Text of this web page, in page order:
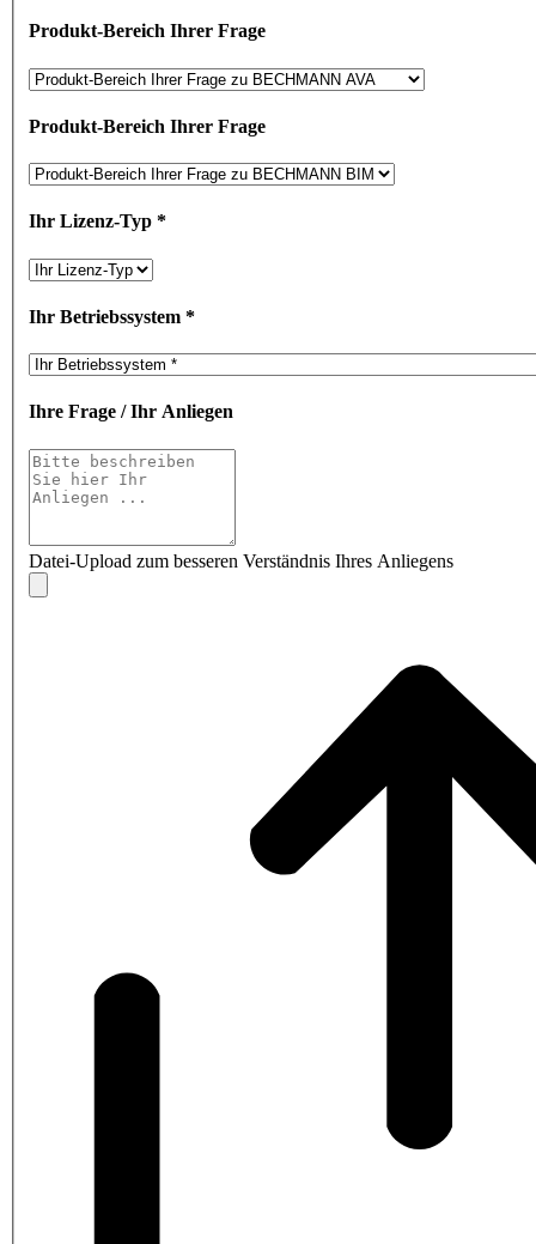
Produkt-Bereich Ihrer Frage
Produkt-Bereich Ihrer Frage
Ihr Lizenz-Typ *
Ihr Betriebssystem *
Ihre Frage / Ihr Anliegen
Datei-Upload zum besseren Verständnis Ihres Anliegens